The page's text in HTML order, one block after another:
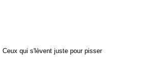
Ceux qui s'lèvent juste pour pisser